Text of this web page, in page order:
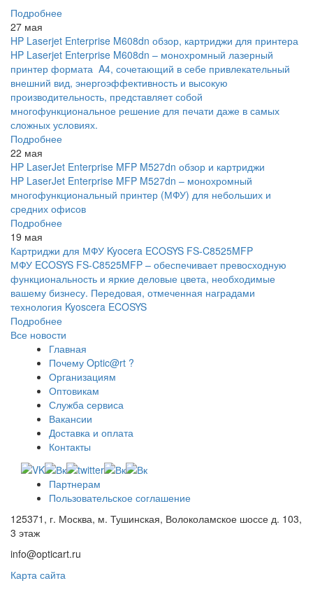
Подробнее
27 мая
HP Laserjet Enterprise M608dn обзор, картриджи для принтера
HP Laserjet Enterprise M608dn – монохромный лазерный
принтер формата A4, сочетающий в себе привлекательный
внешний вид, энергоэффективность и высокую
производительность, представляет собой
многофункциональное решение для печати даже в самых
сложных условиях.
Подробнее
22 мая
HP LaserJet Enterprise MFP M527dn обзор и картриджи
HP LaserJet Enterprise MFP M527dn – монохромный
многофункциональный принтер (МФУ) для небольших и
средних офисов
Подробнее
19 мая
Картриджи для МФУ Kyocera ECOSYS FS-C8525MFP
МФУ ECOSYS FS-C8525MFP – обеспечивает превосходную
функциональность и яркие деловые цвета, необходимые
вашему бизнесу. Передовая, отмеченная наградами
технология Kyoscera ECOSYS
Подробнее
Все новости
Главная
Почему Optic@rt ?
Организациям
Оптовикам
Служба сервиса
Вакансии
Доставка и оплата
Контакты
Партнерам
Пользовательское соглашение
125371, г. Москва, м. Тушинская, Волоколамское шоссе д. 103,
3 этаж
info@opticart.ru
Карта сайта